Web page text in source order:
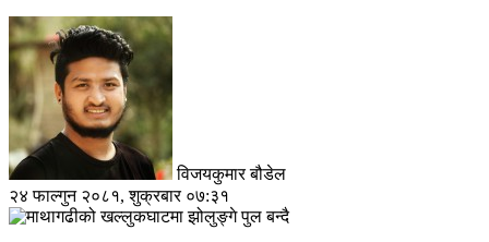
विजयकुमार बौडेल
२४ फाल्गुन २०८१, शुक्रबार ०७:३१